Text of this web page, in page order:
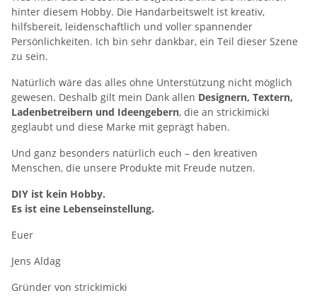
hinter diesem Hobby. Die Handarbeitswelt ist kreativ,
hilfsbereit, leidenschaftlich und voller spannender
Persönlichkeiten. Ich bin sehr dankbar, ein Teil dieser Szene
zu sein.
Natürlich wäre das alles ohne Unterstützung nicht möglich
gewesen. Deshalb gilt mein Dank allen Designern, Textern,
Ladenbetreibern und Ideengebern, die an strickimicki
geglaubt und diese Marke mit geprägt haben.
Und ganz besonders natürlich euch – den kreativen
Menschen, die unsere Produkte mit Freude nutzen.
DIY ist kein Hobby.
Es ist eine Lebenseinstellung.
Euer
Jens Aldag
Gründer von strickimicki